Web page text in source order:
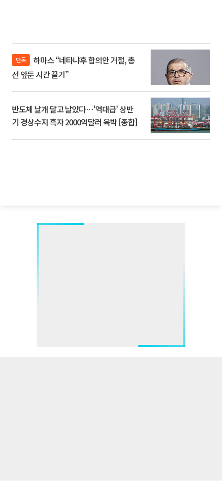
단독
선 앞둔 시간 끌기”
반도체 날개 달고 날았다⋯'역대급' 상반
기 경상수지 흑자 2000억달러 육박 [종합]